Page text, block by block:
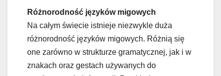
Różnorodność języków migowych
Na całym świecie istnieje niezwykle duża
różnorodność języków migowych. Różnią się
one zarówno w strukturze gramatycznej, jak i w
znakach oraz gestach używanych do